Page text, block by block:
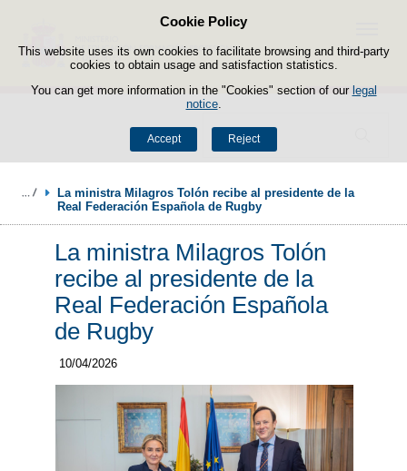
Cookie Policy
This website uses its own cookies to facilitate browsing and third-party
cookies to obtain usage and satisfaction statistics.
You can get more information in the "Cookies" section of our legal
notice.
Accept Reject
Skip to content
Search
Menu
La ministra Milagros Tolón recibe al presidente de la
Real Federación Española de Rugby
La ministra Milagros Tolón
recibe al presidente de la
Real Federación Española
de Rugby
10/04/2026